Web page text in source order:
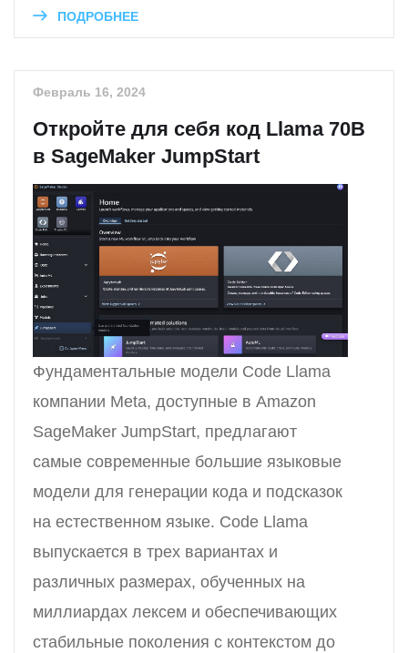
ПОДРОБНЕЕ
Февраль 16, 2024
Откройте для себя код Llama 70B
в SageMaker JumpStart
Фундаментальные модели Code Llama
компании Meta, доступные в Amazon
SageMaker JumpStart, предлагают
самые современные большие языковые
модели для генерации кода и подсказок
на естественном языке. Code Llama
выпускается в трех вариантах и
различных размерах, обученных на
миллиардах лексем и обеспечивающих
стабильные поколения с контекстом до